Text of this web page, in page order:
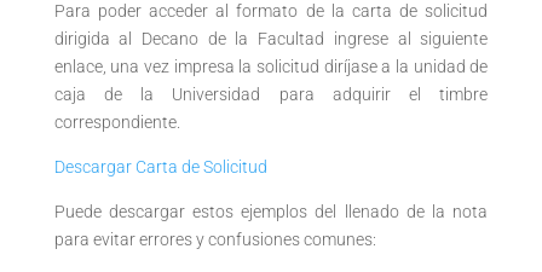
Para poder acceder al formato de la carta de solicitud
dirigida al Decano de la Facultad ingrese al siguiente
enlace, una vez impresa la solicitud diríjase a la unidad de
caja de la Universidad para adquirir el timbre
correspondiente.
Descargar Carta de Solicitud
Puede descargar estos ejemplos del llenado de la nota
para evitar errores y confusiones comunes: